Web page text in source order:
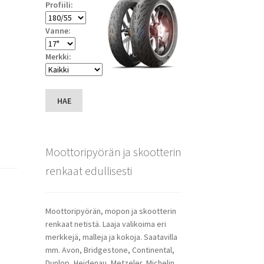
Profiili:
Vanne:
Merkki:
HAE
Moottoripyörän ja skootterin
renkaat edullisesti
Moottoripyörän, mopon ja skootterin
renkaat netistä. Laaja valikoima eri
merkkejä, malleja ja kokoja. Saatavilla
mm. Avon, Bridgestone, Continental,